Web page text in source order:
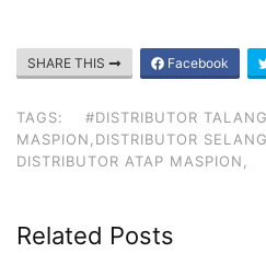
SHARE THIS Facebook
TAGS:
#DISTRIBUTOR
MASPION,DISTRIBUTOR
DISTRIBUTOR ATAP MASPION,
Related Posts